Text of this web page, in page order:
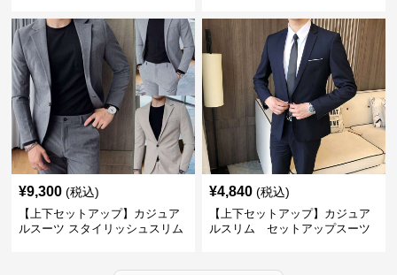
¥9,300 (税込)
【上下セットアップ】カジュア
ルスーツ スタイリッシュスリム
¥4,840 (税込)
【上下セットアップ】カジュア
ルスリム セットアップスーツ